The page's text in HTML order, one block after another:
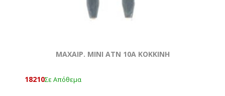
ΜΑΧΑΙΡ. ΜΙΝΙ ATN 10Α ΚΟΚΚΙΝΗ
18210Σε Απόθεμα